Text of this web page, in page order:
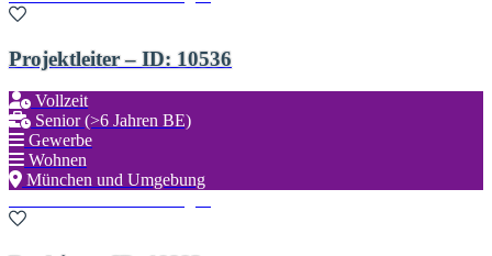
Projektleiter – ID: 10536
Vollzeit
Senior (>6 Jahren BE)
Gewerbe
Wohnen
München und Umgebung